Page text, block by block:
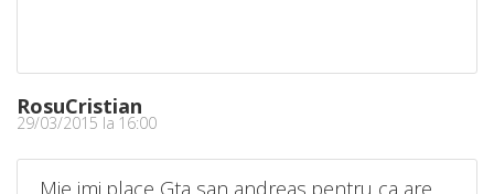
RosuCristian
29/03/2015 la 16:00
Mie imi place Gta san andreas pentru ca are